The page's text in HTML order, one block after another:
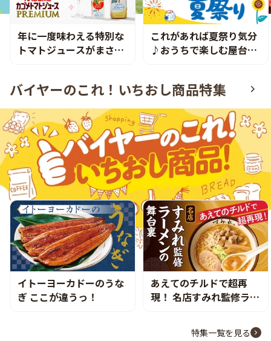
年に一度味わえる特別な
トマトジュースがまさに
これがあれば夏祭り気分
♪おうちで楽しむ屋台グ
バイヤーのこれ！いちおし商品特集
イトーヨーカドーのうな
ぎ ここが違うっ！
あえてのチルドで超再
現！ 名店すみれ監修ラー
特集一覧を見る